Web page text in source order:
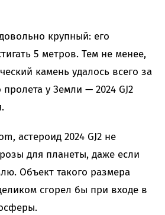
крупный: его
5 метров. Тем не менее,
камень удалось всего за
у Земли — 2024 GJ2
астероид 2024 GJ2 не
для планеты, даже если
Объект такого размера
сгорел бы при входе в